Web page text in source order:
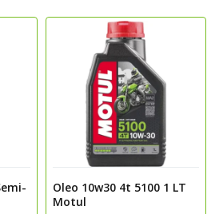
térmica e
proporciona trocas de
sistemas que
com embreagem
Oleo 10w30 4t 5100 1 LT
Motul